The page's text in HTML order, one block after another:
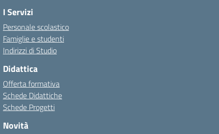
I Servizi
Personale scolastico
Famiglie e studenti
Indirizzi di Studio
Didattica
Offerta formativa
Schede Didattiche
Schede Progetti
Novità